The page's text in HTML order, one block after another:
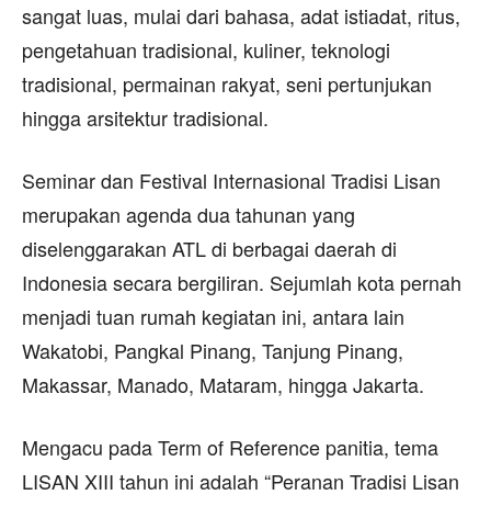
sangat luas, mulai dari bahasa, adat istiadat, ritus,
pengetahuan tradisional, kuliner, teknologi
tradisional, permainan rakyat, seni pertunjukan
hingga arsitektur tradisional.
Seminar dan Festival Internasional Tradisi Lisan
merupakan agenda dua tahunan yang
diselenggarakan ATL di berbagai daerah di
Indonesia secara bergiliran. Sejumlah kota pernah
menjadi tuan rumah kegiatan ini, antara lain
Wakatobi, Pangkal Pinang, Tanjung Pinang,
Makassar, Manado, Mataram, hingga Jakarta.
Mengacu pada Term of Reference panitia, tema
LISAN XIII tahun ini adalah “Peranan Tradisi Lisan